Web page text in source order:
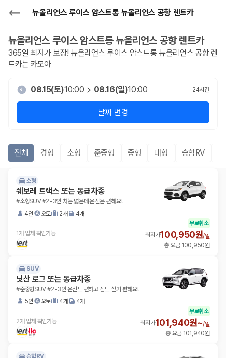
뉴올리언스 루이스 암스트롱 뉴올리언스 공항 렌트카
뉴올리언스 루이스 암스트롱 뉴올리언스 공항렌트카
365일 최저가 보장! 뉴올리언스 루이스 암스트롱 뉴올리언스 공항 렌
트카는 카모아
08.15(토)10:00 08.16(일)10:00 24시간
날짜 변경
전체 경형 소형 준중형 중형 대형 승합RV
소형
쉐보레 트랙스 또는 동급차종
#소형SUV #2-3인 차는 넓은데 운전은 편해요!
4인
오토 2개 4개
1개 업체 확인가능
무료취소
최저가100,950원/일
총 요금 100,950원
SUV
닛산 로그 또는 동급차종
#준중형SUV #2-3인 운전도 편하고 짐도 싣기 편해요!
5인
오토 4개 4개
2개 업체 확인가능
무료취소
최저가101,940원~/일
총 요금 101,940원
승합RV